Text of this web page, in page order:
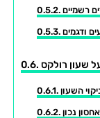
רשמיים
ודגמים
שעון רולקס
השעון
אחסון נכון